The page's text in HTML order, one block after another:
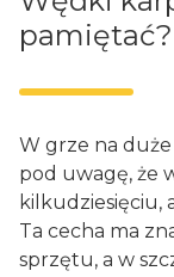
pamiętać?
W grze na
pod uwagę, że
kilkudziesięciu,
Ta cecha ma
sprzętu, a w